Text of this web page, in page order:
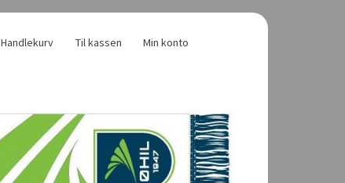
Handlekurv Til kassen Min konto